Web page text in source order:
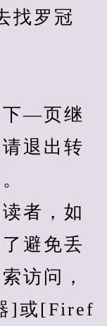
找罗冠
—页继
退出转
者，如
避免丢
访问，
]或[Firef